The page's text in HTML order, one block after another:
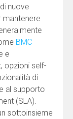
nuove
mantenere
BMC
e
opzioni self-
di
al supporto
(SLA).
sottoinsieme